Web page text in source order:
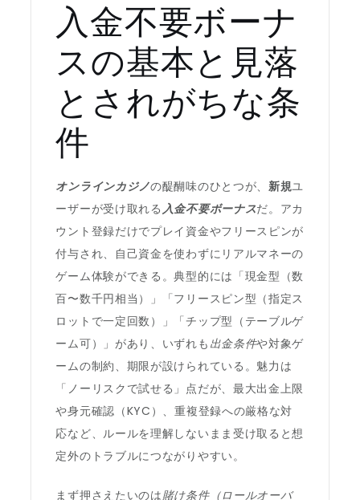
入金不要ボーナ
スの基本と見落
とされがちな条
件
オンラインカジノの醍醐味のひとつが、新規ユ
ーザーが受け取れる入金不要ボーナスだ。アカ
ウント登録だけでプレイ資金やフリースピンが
付与され、自己資金を使わずにリアルマネーの
ゲーム体験ができる。典型的には「現金型（数
百〜数千円相当）」「フリースピン型（指定ス
ロットで一定回数）」「チップ型（テーブルゲ
ーム可）」があり、いずれも 出金条件や対象ゲ
ームの制約、期限が設けられている。魅力は
「ノーリスクで試せる」点だが、最大出金上限
や身元確認（KYC）、重複登録への厳格な対
応など、ルールを理解しないまま受け取ると想
定外のトラブルにつながりやすい。
まず押さえたいのは賭け条件（ロールオーバ